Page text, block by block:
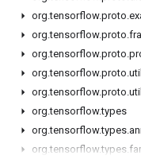
org.tensorflow.proto.
org.tensorflow.proto.
org.tensorflow.proto.
org.tensorflow.proto.util
org.tensorflow.proto.util
org.tensorflow.types
org.tensorflow.types.
org.tensorflow.types.
GitHub
Twitter
Termini Privacy